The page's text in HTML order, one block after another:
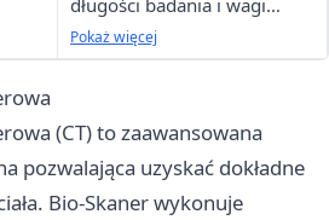
długości badania i wagi
pacjenta
Pokaż więcej
(CT) to zaawansowana
pozwalająca uzyskać dokładne
Bio-Skaner wykonuje